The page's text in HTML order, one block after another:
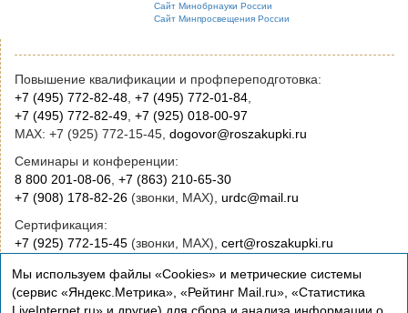
Сайт Минобрнауки России
Сайт Минпросвещения России
Повышение квалификации и профпереподготовка:
+7 (495) 772-82-48, +7 (495) 772-01-84,
+7 (495) 772-82-49, +7 (925) 018-00-97
MAX: +7 (925) 772-15-45, dogovor@roszakupki.ru
Семинары и конференции:
8 800 201-08-06, +7 (863) 210-65-30
+7 (908) 178-82-26 (звонки, MAX), urdc@mail.ru
Сертификация:
+7 (925) 772-15-45 (звонки, MAX), cert@roszakupki.ru
Приобретение книг:
+7 (495) 772-00-14,institut@roszakupki.ru
Мы используем файлы «Cookies» и метрические системы
(сервис «Яндекс.Метрика», «Рейтинг Mail.ru», «Статистика